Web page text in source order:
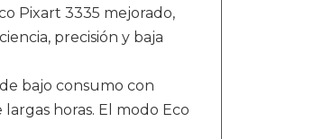
Pixart 3335 mejorado,
precisión y baja
bajo consumo con
horas. El modo Eco